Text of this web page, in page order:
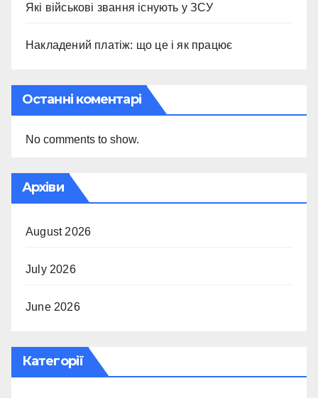
Які військові звання існують у ЗСУ
Накладений платіж: що це і як працює
Останні коментарі
No comments to show.
Архіви
August 2026
July 2026
June 2026
Категорії